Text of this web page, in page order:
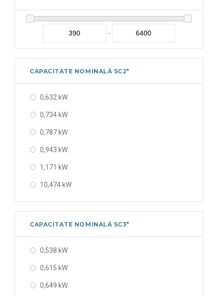
-
CAPACITATE NOMINALĂ SC2*
0,632 kW
0,734 kW
0,787 kW
0,943 kW
1,171 kW
10,474 kW
2,034 kW
2,344 kW
2,645 kW
4,073 kW
4,359 kW
CAPACITATE NOMINALĂ SC3*
0,538 kW
0,615 kW
0,649 kW